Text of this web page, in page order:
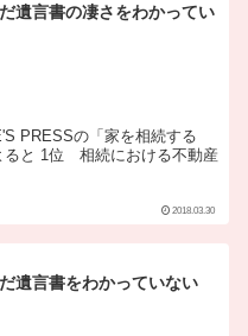
遺言書の凄さをわかってい
PRESSの「家を相続する
ると 1位 相続における不動産
2018.03.30
遺言書をわかっていない